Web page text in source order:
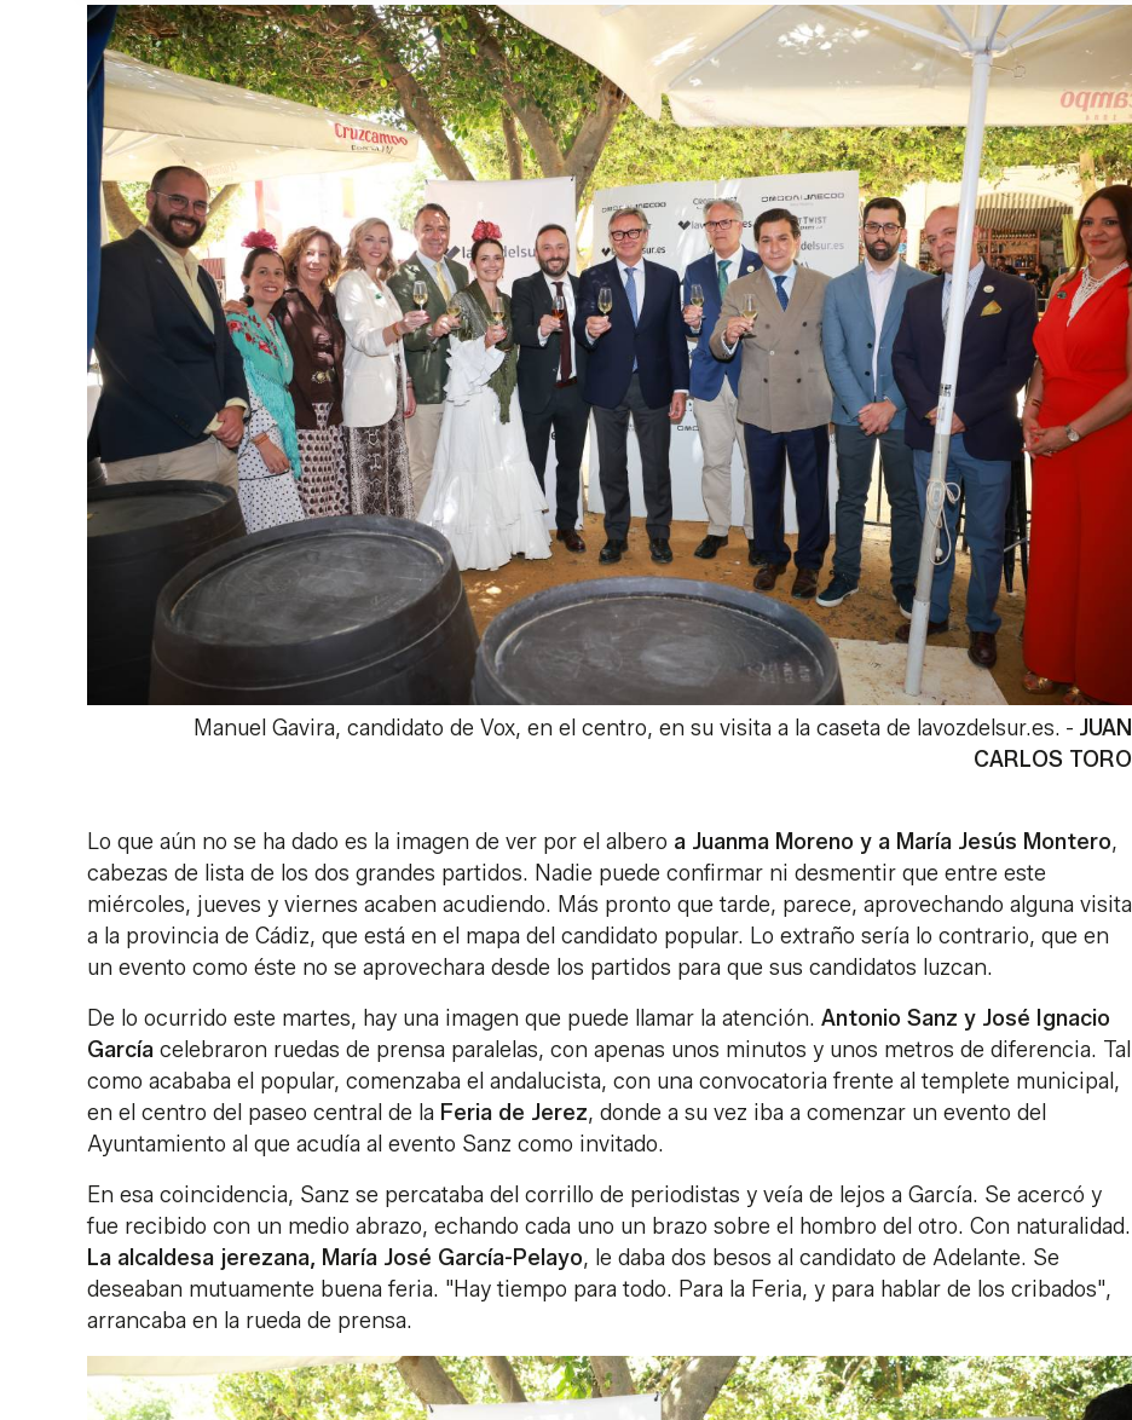
Manuel Gavira, candidato de Vox, en el centro, en su visita a la caseta de lavozdelsur.es. - JUAN
CARLOS TORO
Lo que aún no se ha dado es la imagen de ver por el albero a Juanma Moreno y a María Jesús Montero,
cabezas de lista de los dos grandes partidos. Nadie puede confirmar ni desmentir que entre este
miércoles, jueves y viernes acaben acudiendo. Más pronto que tarde, parece, aprovechando alguna visita
a la provincia de Cádiz, que está en el mapa del candidato popular. Lo extraño sería lo contrario, que en
un evento como éste no se aprovechara desde los partidos para que sus candidatos luzcan.
De lo ocurrido este martes, hay una imagen que puede llamar la atención. Antonio Sanz y José Ignacio
García celebraron ruedas de prensa paralelas, con apenas unos minutos y unos metros de diferencia. Tal
como acababa el popular, comenzaba el andalucista, con una convocatoria frente al templete municipal,
en el centro del paseo central de la Feria de Jerez, donde a su vez iba a comenzar un evento del
Ayuntamiento al que acudía al evento Sanz como invitado.
En esa coincidencia, Sanz se percataba del corrillo de periodistas y veía de lejos a García. Se acercó y
fue recibido con un medio abrazo, echando cada uno un brazo sobre el hombro del otro. Con naturalidad.
La alcaldesa jerezana, María José García-Pelayo, le daba dos besos al candidato de Adelante. Se
deseaban mutuamente buena feria. "Hay tiempo para todo. Para la Feria, y para hablar de los cribados",
arrancaba en la rueda de prensa.